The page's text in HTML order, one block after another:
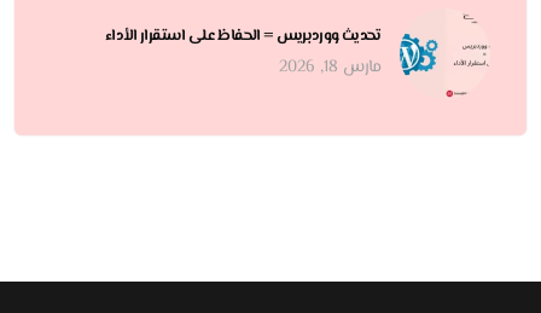
تحديث ووردبريس = الحفاظ على استقرار الأداء
مارس 18, 2026